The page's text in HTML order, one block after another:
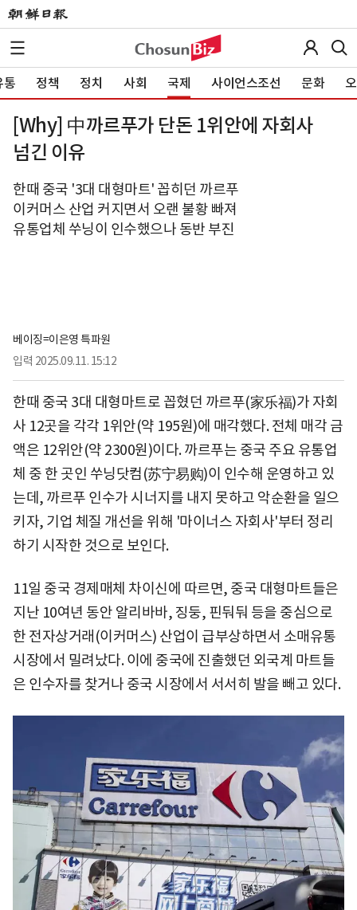
통 정책 정치 사회 국제 사이언스조선 문화
[Why] 中까르푸가 단돈 1위안에 자회사
넘긴 이유
한때 중국 '3대 대형마트' 꼽히던 까르푸
이커머스 산업 커지면서 오랜 불황 빠져
유통업체 쑤닝이 인수했으나 동반 부진
베이징=이은영 특파원
입력 2025.09.11. 15:12
한때 중국 3대 대형마트로 꼽혔던 까르푸(家乐福)가 자회
사 12곳을 각각 1위안(약 195원)에 매각했다. 전체 매각 금
액은 12위안(약 2300원)이다. 까르푸는 중국 주요 유통업
체 중 한 곳인 쑤닝닷컴(苏宁易购)이 인수해 운영하고 있
는데, 까르푸 인수가 시너지를 내지 못하고 악순환을 일으
키자, 기업 체질 개선을 위해 '마이너스 자회사'부터 정리
하기 시작한 것으로 보인다.
11일 중국 경제매체 차이신에 따르면, 중국 대형마트들은
지난 10여년 동안 알리바바, 징둥, 핀둬둬 등을 중심으로
한 전자상거래(이커머스) 산업이 급부상하면서 소매유통
시장에서 밀려났다. 이에 중국에 진출했던 외국계 마트들
은 인수자를 찾거나 중국 시장에서 서서히 발을 빼고 있다.